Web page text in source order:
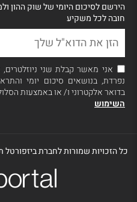
הירשם לסיכום היומי של שוק ההון
חובה לכל משקיע
אני מאשר קבלת שני
נפרדת, בנושאים סיכום יומי
בדואר אלקטרוני ו/ או באמצעות
השימוש
כל הזכויות שמורות לחברת